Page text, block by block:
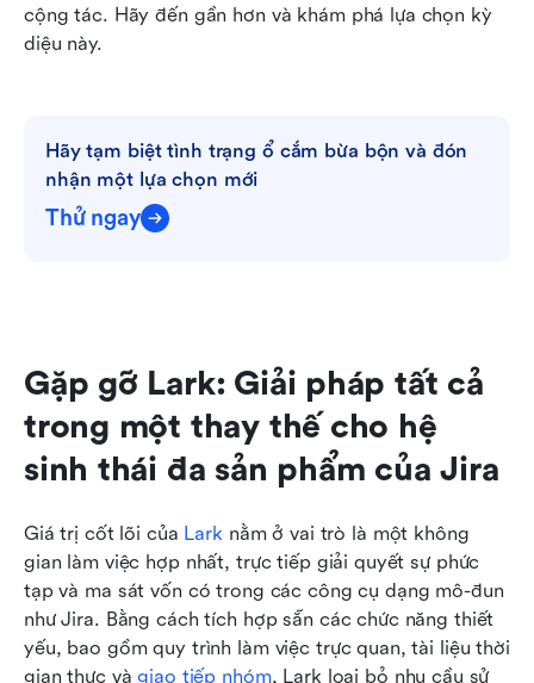
cộng tác. Hãy đến gần hơn và khám phá lựa chọn kỳ
diệu này.
Hãy tạm biệt tình trạng ổ cắm bừa bộn và đón
nhận một lựa chọn mới
Thử ngay
Gặp gỡ Lark: Giải pháp tất cả
trong một thay thế cho hệ
sinh thái đa sản phẩm của Jira
Giá trị cốt lõi của Lark nằm ở vai trò là một không
gian làm việc hợp nhất, trực tiếp giải quyết sự phức
tạp và ma sát vốn có trong các công cụ dạng mô-đun
như Jira. Bằng cách tích hợp sẵn các chức năng thiết
yếu, bao gồm quy trình làm việc trực quan, tài liệu thời
gian thực và giao tiếp nhóm, Lark loại bỏ nhu cầu sử